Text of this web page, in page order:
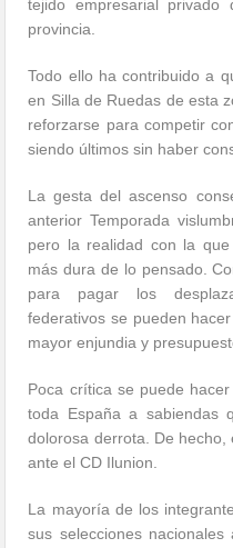
tejido empresarial
provincia.
Todo ello ha contribuido a
en Silla de Ruedas de esta
reforzarse para competir
siendo últimos sin haber
La gesta del ascenso
anterior Temporada
pero la realidad con la
más dura de lo pensado.
para pagar los
federativos se pueden
mayor enjundia y
Poca crítica se puede
toda España a sabiendas
dolorosa derrota. De
ante el CD Ilunion.
La mayoría de los
sus selecciones